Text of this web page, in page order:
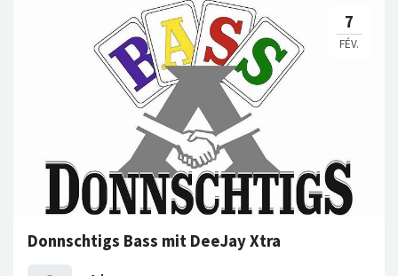
Donnschtigs Bass mit DeeJay Xtra